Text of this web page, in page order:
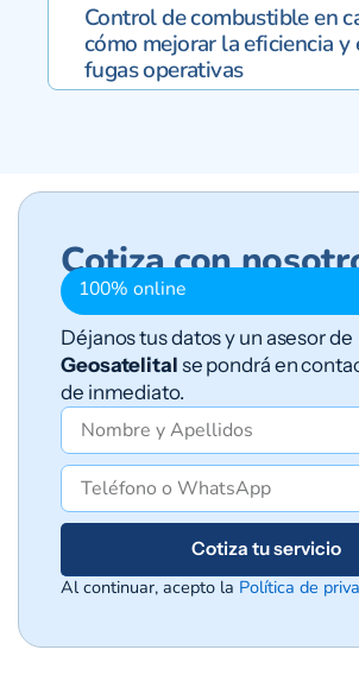
Control de combustible en
cómo mejorar la eficiencia y
fugas operativas
Cotiza con
100% online
Déjanos tus datos y un asesor de
Geosatelital se pondrá en
de inmediato.
Cotiza tu servicio
Al continuar, acepto la Política de